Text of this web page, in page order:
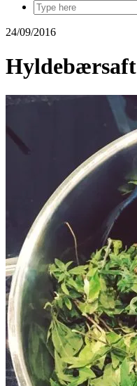
24/09/2016
Hyldebærsaft